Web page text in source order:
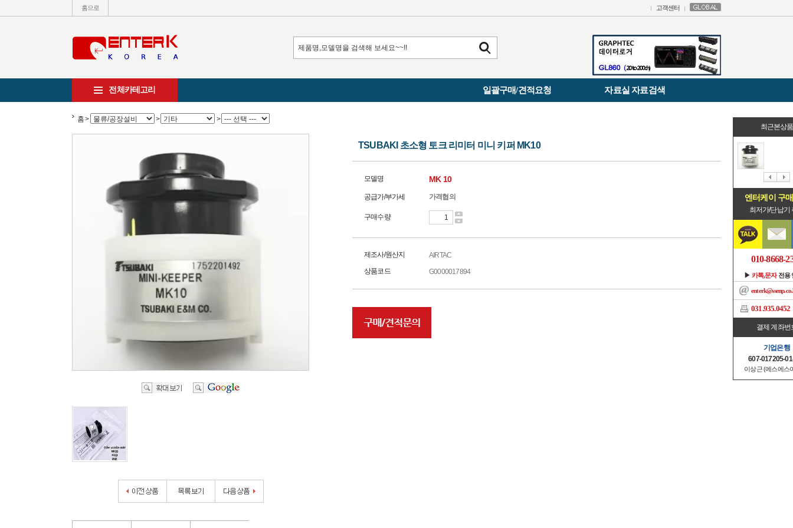
홈으로 고객센터
전체카테고리 일괄구매/견적요청 자료실 자료검색
홈> > >
TSUBAKI 초소형 토크 리미터 미니 키퍼 MK10
모델명 MK 10
공급가/부가세 가격협의
구매수량
제조사/원산지
AIRTAC
상품코드
G0000017894
최근본상품
엔터케이 구
최저가/단납기
010-8668-
▶ 카톡,문자전용
031.935.0452
결제 계좌번
기업은행
607-017205-
이상근 (에스에스